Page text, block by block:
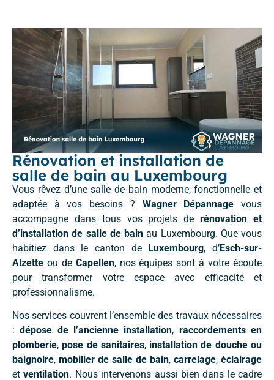
Rénovation et installation de
salle de bain au Luxembourg
Vous rêvez d’une salle de bain moderne, fonctionnelle et
adaptée à vos besoins ? Wagner Dépannage vous
accompagne dans tous vos projets derénovation et
d’installation de salle de bain au Luxembourg. Que vous
habitiez dans le canton de Luxembourg, d’Esch-sur-
Alzette ou de Capellen, nos équipes sont à votre écoute
pour transformer votre espace avec efficacité et
professionnalisme.
Nos services couvrent l’ensemble des travaux nécessaires
:dépose de l’ancienne installation, raccordements en
plomberie,pose de sanitaires, installation de douche ou
baignoire, mobilier de salle de bain, carrelage, éclairage
etventilation. Nous intervenons aussi bien dans le cadre